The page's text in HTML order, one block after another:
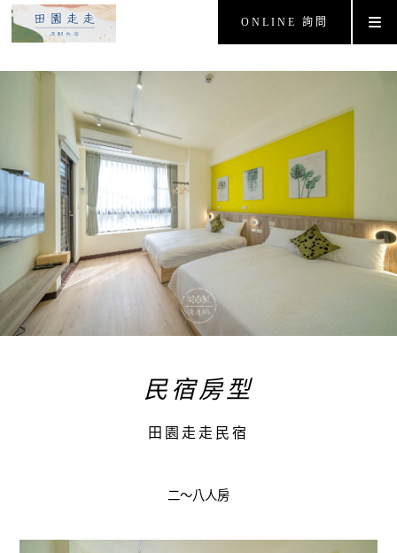
ONLINE 詢問
民宿房型
田園走走民宿
二～八人房